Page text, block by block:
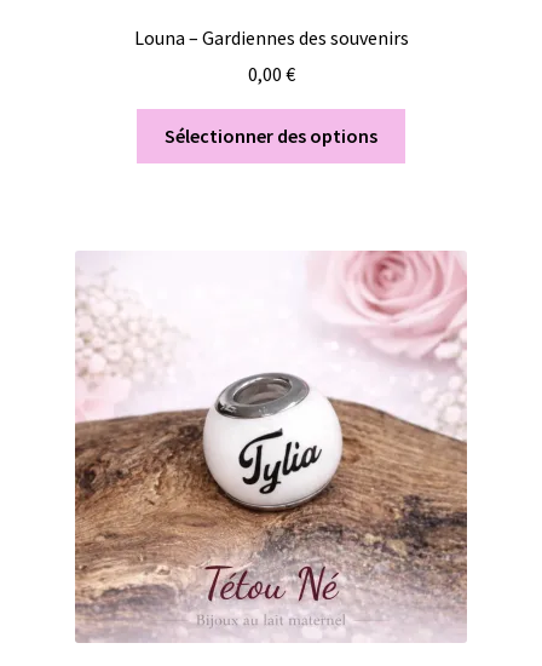
Louna – Gardiennes des souvenirs
0,00 €
Sélectionner des options